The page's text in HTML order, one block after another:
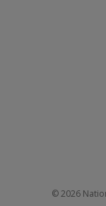
© 2026